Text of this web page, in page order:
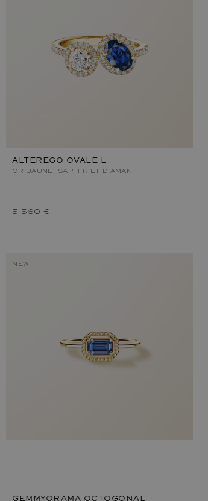
ALTEREGO OVALE L
OR JAUNE, SAPHIR ET DIAMANT
5 560 €
NEW
GEMMYORAMA OCTOGONAL